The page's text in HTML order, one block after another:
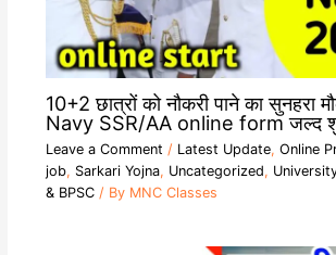
10+2 छात्रों को नौकरी पाने का सुनहरा
Navy SSR/AA online form जल्द
Leave a Comment / Latest Update, Online
job, Sarkari Yojna, Uncategorized,
& BPSC/ By MNC Classes